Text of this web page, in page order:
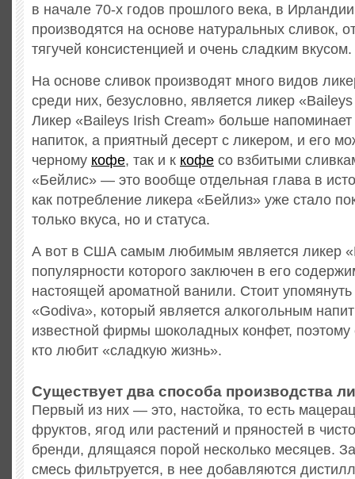
в начале 70-х годов прошлого века, в
производятся на основе натуральных сливок,
тягучей консистенцией и очень сладким вкусом.
На основе сливок производят много видов
среди них, безусловно, является ликер
Ликер «Baileys Irish Cream» больше
напиток, а приятный десерт с ликером, и его
черному кофе, так и к кофе со взбитыми
«Бейлис» — это вообще отдельная глава в
как потребление ликера «Бейлиз» уже стало
только вкуса, но и статуса.
А вот в США самым любимым является ликер
популярности которого заключен в его
настоящей ароматной ванили. Стоит
«Godiva», который является алкогольным
известной фирмы шоколадных конфет, поэтому
кто любит «сладкую жизнь».
Существует два способа производства
Первый из них — это, настойка, то есть
фруктов, ягод или растений и пряностей в
бренди, длящаяся порой несколько месяцев.
смесь фильтруется, в нее добавляются